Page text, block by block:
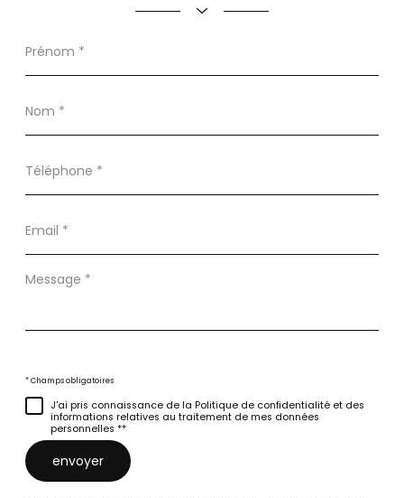
*
*
*
*
Message
* Champs obligatoires
J'ai pris connaissance de la Politique de confidentialité et des
informations relatives au traitement de mes données
personnelles **
envoyer